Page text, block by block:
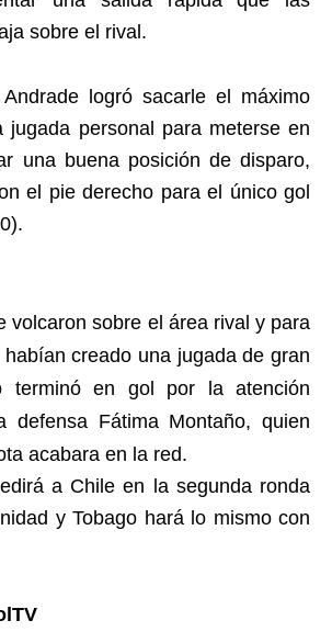
sobre el rival.
logró sacarle el máximo
jugada personal para meterse en
una buena posición de disparo,
el pie derecho para el único gol
volcaron sobre el área rival y para
creado una jugada de gran
terminó en gol por la atención
defensa Fátima Montaño, quien
acabara en la red.
a Chile en la segunda ronda
y Tobago hará lo mismo con